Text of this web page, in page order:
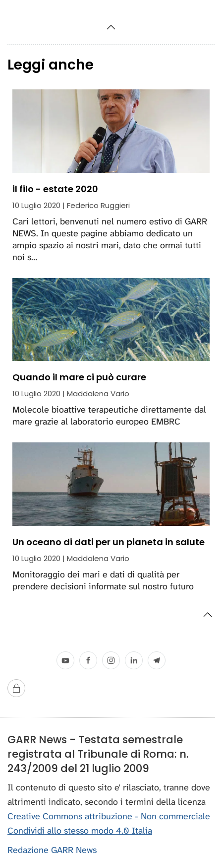
Leggi anche
il filo - estate 2020
10 Luglio 2020 | Federico Ruggieri
Cari lettori, benvenuti nel numero estivo di GARR
NEWS. In queste pagine abbiamo dedicato un
ampio spazio ai nostri mari, dato che ormai tutti
noi s…
Quando il mare ci può curare
10 Luglio 2020 | Maddalena Vario
Molecole bioattive terapeutiche direttamente dal
mare grazie al laboratorio europeo EMBRC
Un oceano di dati per un pianeta in salute
10 Luglio 2020 | Maddalena Vario
Monitoraggio dei mari e dati di qualità per
prendere decisioni informate sul nostro futuro
GARR News - Testata semestrale
registrata al Tribunale di Roma: n.
243/2009 del 21 luglio 2009
Il contenuto di questo sito e' rilasciato, tranne dove
altrimenti indicato, secondo i termini della licenza
Creative Commons attribuzione - Non commerciale
Condividi allo stesso modo 4.0 Italia
Redazione GARR News